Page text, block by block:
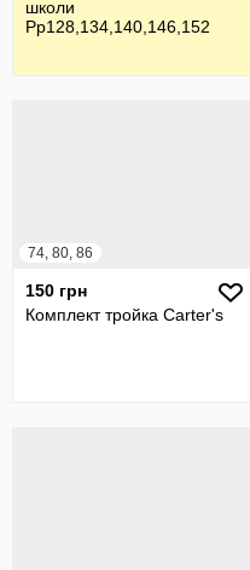
школи
Рр128,134,140,146,152
74, 80, 86
150 грн
Комплект тройка Carter's